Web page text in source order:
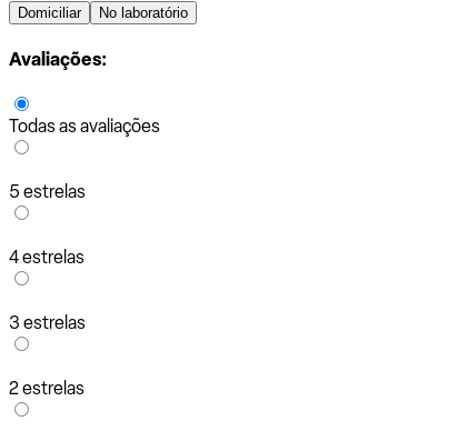
Domiciliar No laboratório
Avaliações:
Todas as avaliações
5 estrelas
4 estrelas
3 estrelas
2 estrelas